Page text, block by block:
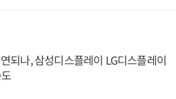
되나, 삼성디스플레이 LG디스플레이